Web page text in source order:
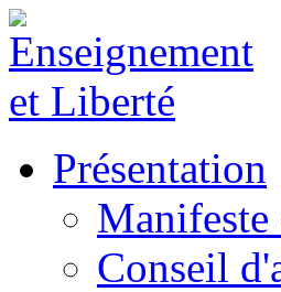
Présentation
Manifeste
Conseil